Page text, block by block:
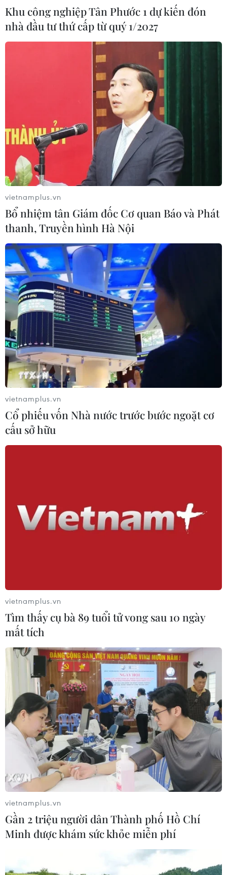
Trung Quốc phát hiện hóa thạch bọ cạp
biển có niên đại 450 triệu năm
17/05/2023 01:17
Loài bọ cạp biển mới phát hiện có đầu tròn và thân hình
parabol, dài 15cm trông đáng yêu hơn các loài bọ cạp
biển được phát hiện trước đây, nhưng thực tế lại là một
động vật ăn thịt hung dữ dưới biển.
Khu công nghiệp Tân Phước 1 dự kiến đón
nhà đầu tư thứ cấp từ quý 1/2027
vietnamplus.vn
Bổ nhiệm tân Giám đốc Cơ quan Báo và Phát
thanh, Truyền hình Hà Nội
vietnamplus.vn
Cổ phiếu vốn Nhà nước trước bước ngoặt cơ
cấu sở hữu
vietnamplus.vn
Tìm thấy cụ bà 89 tuổi tử vong sau 10 ngày
mất tích
vietnamplus.vn
Gần 2 triệu người dân Thành phố Hồ Chí
Minh được khám sức khỏe miễn phí